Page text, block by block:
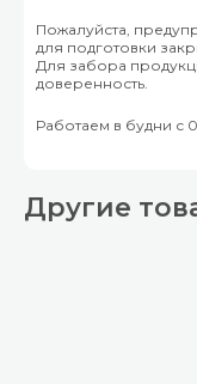
Пожалуйста,
для подготовки
Для забора
доверенность.
Работаем в будни с
Другие